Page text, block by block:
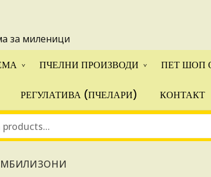
за миленици
ПЧЕЛНИ ПРОИЗВОДИ ПЕТ ШОП
РЕГУЛАТИВА (ПЧЕЛАРИ) КОНТАКТ